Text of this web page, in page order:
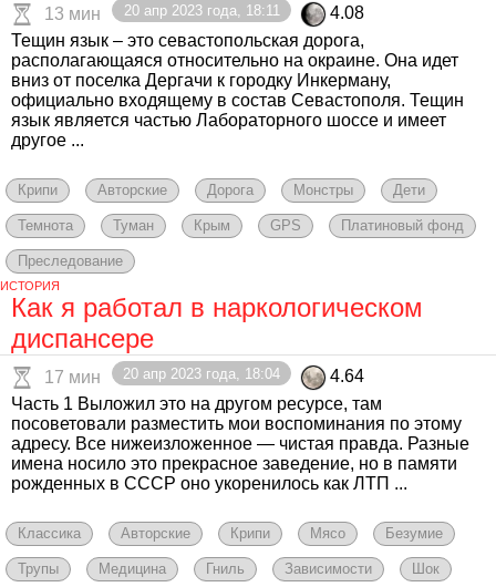
13 мин 20 апр 2023 года, 18:11
4.08
Тещин язык – это севастопольская дорога,
располагающаяся относительно на окраине. Она идет
вниз от поселка Дергачи к городку Инкерману,
официально входящему в состав Севастополя. Тещин
язык является частью Лабораторного шоссе и имеет
другое ...
Крипи Авторские Дорога Монстры Дети
Темнота Туман Крым GPS Платиновый фонд
Преследование
ИСТОРИЯ
Как я работал в наркологическом
диспансере
17 мин 20 апр 2023 года, 18:04
4.64
Часть 1 Выложил это на другом ресурсе, там
посоветовали разместить мои воспоминания по этому
адресу. Все нижеизложенное — чистая правда. Разные
имена носило это прекрасное заведение, но в памяти
рожденных в СССР оно укоренилось как ЛТП ...
Классика Авторские Крипи Мясо Безумие
Трупы Медицина Гниль Зависимости Шок